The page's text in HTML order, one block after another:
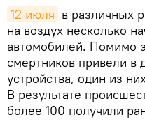
12 июля в различных
на воздух несколько
автомобилей. Помимо
смертников привели в
устройства, один из
В результате
более 100 получили